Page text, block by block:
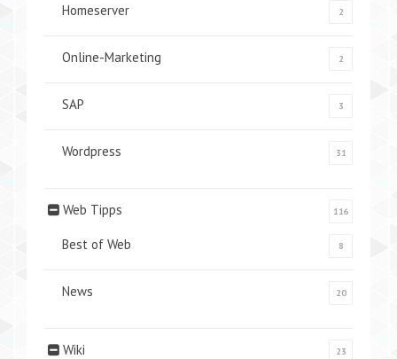
Homeserver 2
Online-Marketing 2
SAP 3
Wordpress 31
Web Tipps 116
Best of Web 8
News 20
Wiki 23